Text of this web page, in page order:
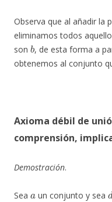
Observa que al añadir la
eliminamos todos
son
b
, de esta forma a
obtenemos al conjunto
Axioma débil de
comprensión,
Demostración.
Sea un conjunto y sea